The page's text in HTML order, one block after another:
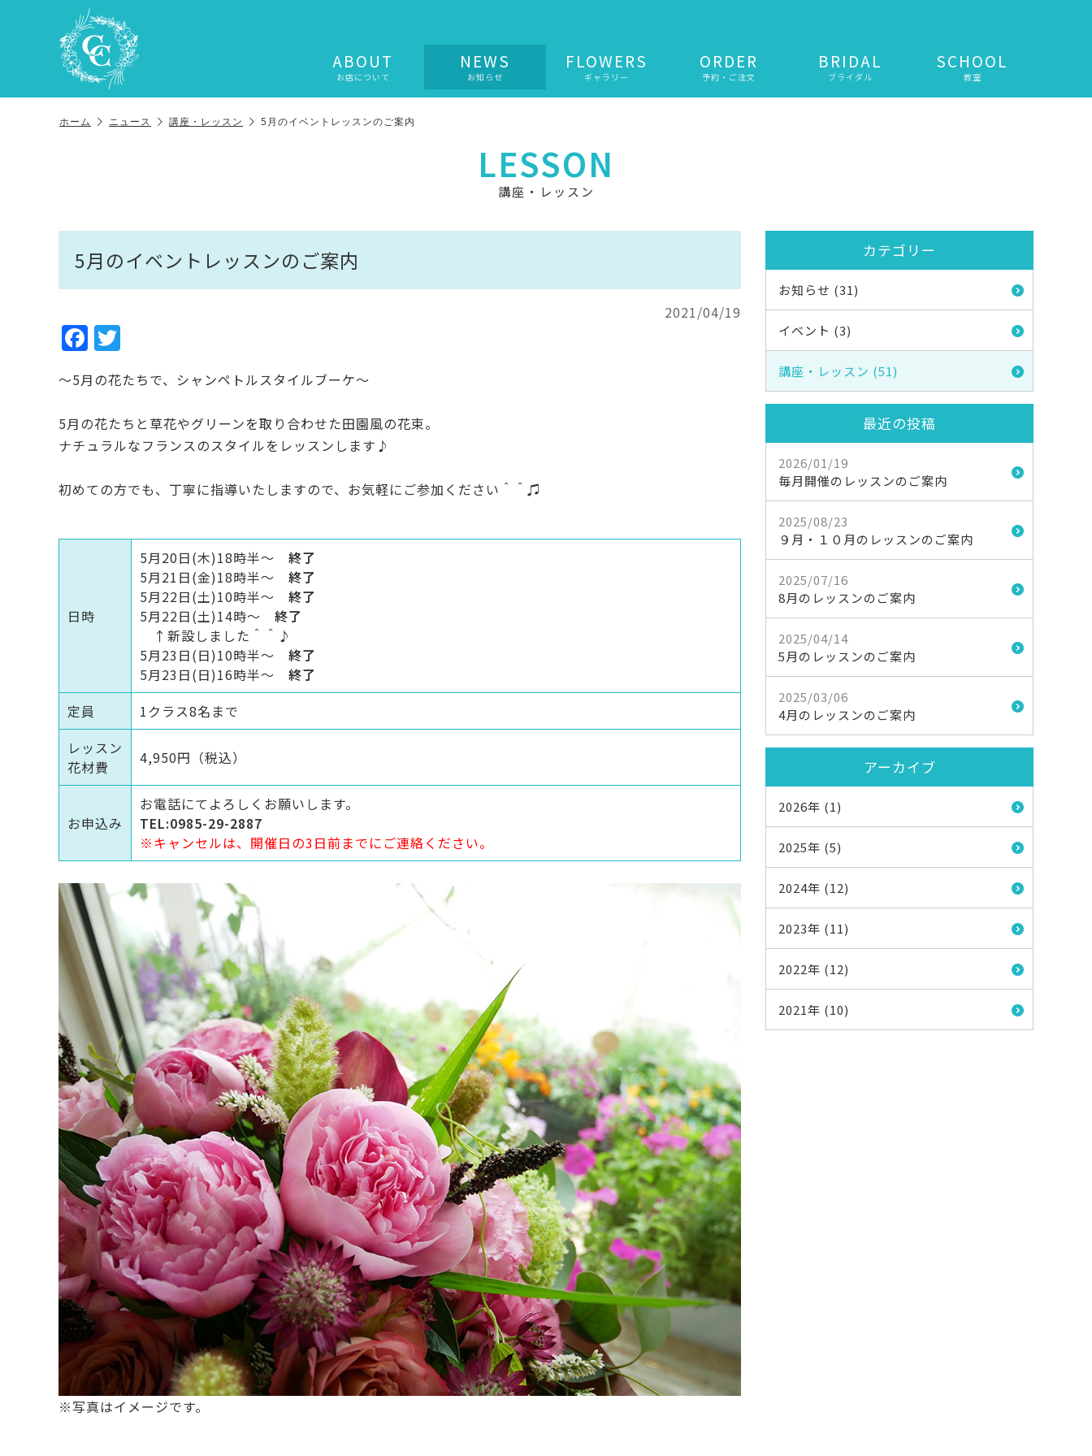
ABOUT
お店について
NEWS
お知らせ
FLOWERS
ギャラリー
ORDER
予約・ご注文
BRIDAL
ブライダル
SCHOOL
教室
ホーム ニュース 講座・レッスン 5月のイベントレッスンのご案内
LESSON
講座・レッスン
5月のイベントレッスンのご案内
2021/04/19
F
a
c
e
b
o
it
te
r
〜5月の花たちで、シャンペトルスタイルブーケ〜
5月の花たちと草花やグリーンを取り合わせた田園風の花束。
ナチュラルなフランスのスタイルをレッスンします♪
初めての方でも、丁寧に指導いたしますので、お気軽にご参加ください＾＾♫
日時
5月20日(木)18時半～ 終了
5月21日(金)18時半～ 終了
5月22日(土)10時半～ 終了
5月22日(土)14時～ 終了
↑新設しました＾＾♪
5月23日(日)10時半～ 終了
5月23日(日)16時半～ 終了
定員
1クラス8名まで
レッスン
花材費
4,950円（税込）
お申込み
お電話にてよろしくお願いします。
TEL:0985-29-2887
※キャンセルは、開催日の3日前までにご連絡ください。
※写真はイメージです。
カテゴリー
お知らせ (31)
イベント (3)
講座・レッスン (51)
最近の投稿
2026/01/19
毎月開催のレッスンのご案内
2025/08/23
９月・１０月のレッスンのご案内
2025/07/16
8月のレッスンのご案内
2025/04/14
5月のレッスンのご案内
2025/03/06
4月のレッスンのご案内
アーカイブ
2026年 (1)
2025年 (5)
2024年 (12)
2023年 (11)
2022年 (12)
2021年 (10)